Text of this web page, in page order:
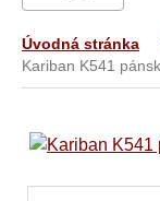
Úvodná stránka
Kariban K541